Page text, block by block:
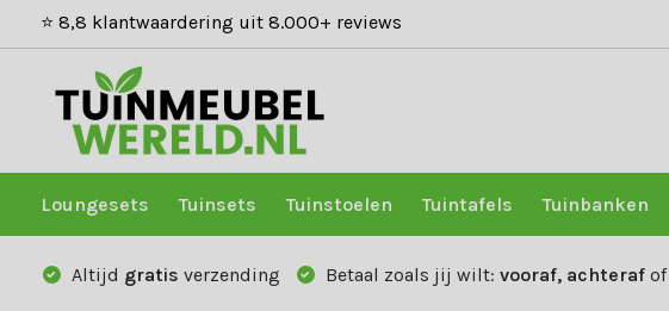
⭐ 8,8 klantwaardering uit 8.000+ reviews
Loungesets Tuinsets Tuinstoelen Tuintafels Tuinbanken
Altijd gratis verzending Betaal zoals jij wilt: vooraf, achteraf of